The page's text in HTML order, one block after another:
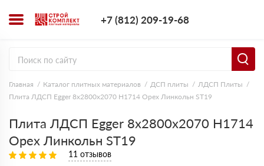
+7 (812) 209-19-68
Главная Каталог плитных материалов ДСП плиты
ЛДСП Плиты
Плита ЛДСП Egger 8х2800х2070 H1714 Орех Линкольн ST19
Плита ЛДСП Egger 8х2800х2070 H1714
Орех Линкольн ST19
11 отзывов